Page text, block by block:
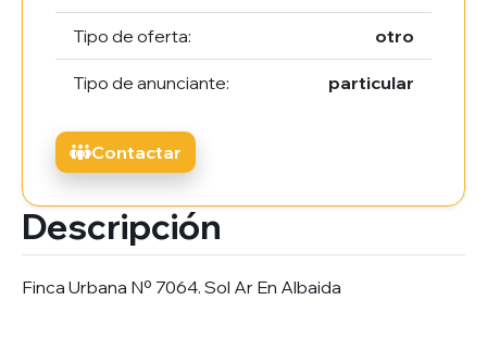
Descripción
Finca Urbana Nº 7064. Sol Ar En Albaida
Tipo de oferta: otro
Tipo de anunciante: particular
Contactar